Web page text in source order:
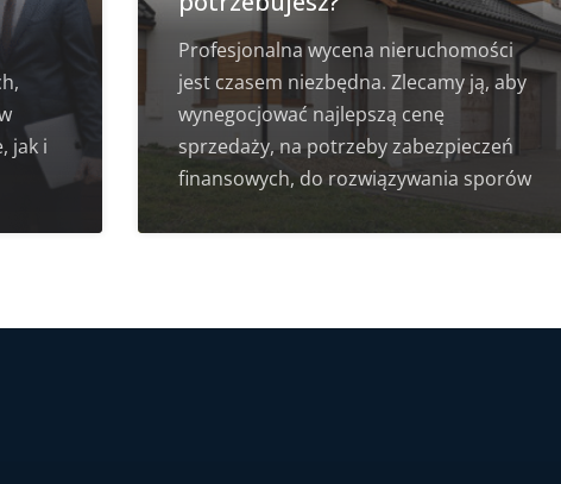
jak i
Profesjonalna wycena nieruchomości
jest czasem niezbędna. Zlecamy ją, aby
wynegocjować najlepszą cenę
sprzedaży, na potrzeby zabezpieczeń
finansowych, do rozwiązywania sporów